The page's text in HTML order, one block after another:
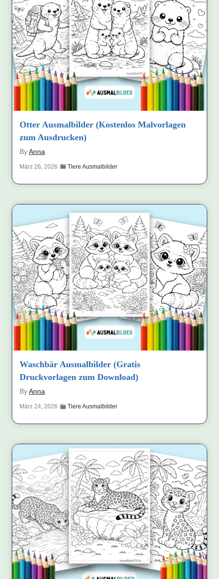
Otter Ausmalbilder (Kostenlos Malvorlagen
zum Ausdrucken)
ByAnna
März 26, 2026 Tiere Ausmalbilder
Waschbär Ausmalbilder (Gratis
Druckvorlagen zum Download)
ByAnna
März 24, 2026 Tiere Ausmalbilder